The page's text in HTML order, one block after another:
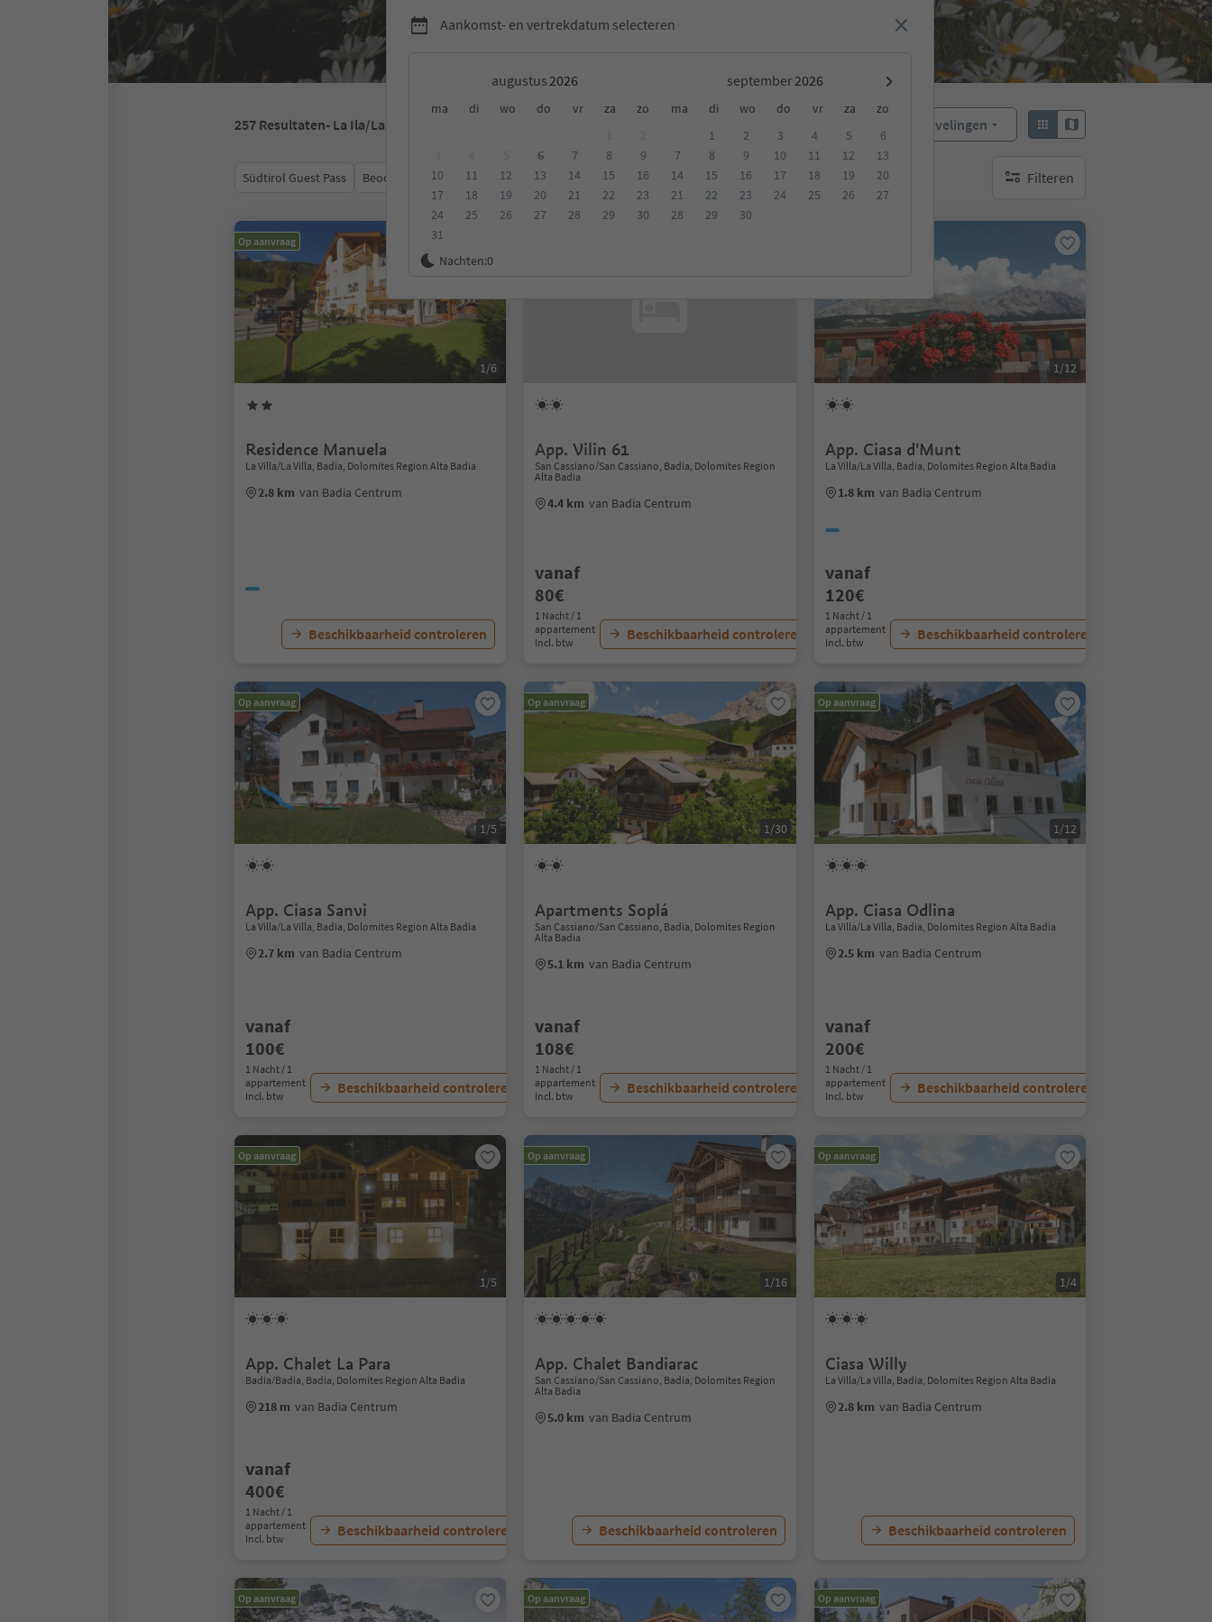
Aankomst- en vertrekdatum selecteren
augustus september
ma di wo do vr za zo ma di wo do vr za
zo
6 7 8
9
10
11 12 13 14 15
16
17
18 19 20 21 22
23
24
25 26 27 28 29
30
31
1 2 3 4 5
6
7
8 9 10 11 12
13
14
15 16 17 18 19
20
21
22 23 24 25 26
27
28
29 30
Nachten:0
257 Resultaten- La Ila/La Villa-San Ciascian/San Cassiano-Badia Aanbevelingen
Südtirol Guest Pass Beoordeling Categorie Type catering Duurzame accommodatie Filteren
geen actieve filters
Op aanvraag
1/6
Residence Manuela
La Villa/La Villa, Badia, Dolomites Region Alta Badia
2.8 km van Badia Centrum
Beschikbaarheid controleren
App. Vilin 61
San Cassiano/San Cassiano, Badia, Dolomites Region
Alta Badia
4.4 km van Badia Centrum
vanaf
80€
1 Nacht / 1
appartement
Incl. btw
Beschikbaarheid controleren
1/12
App. Ciasa d'Munt
La Villa/La Villa, Badia, Dolomites Region Alta Badia
1.8 km van Badia Centrum
vanaf
120€
1 Nacht / 1
appartement
Incl. btw
Beschikbaarheid controleren
Op aanvraag
1/5
App. Ciasa Sanvi
La Villa/La Villa, Badia, Dolomites Region Alta Badia
2.7 km van Badia Centrum
vanaf
100€
1 Nacht / 1
appartement
Incl. btw
Beschikbaarheid controleren
Op aanvraag
1/30
Apartments Soplá
San Cassiano/San Cassiano, Badia, Dolomites Region
Alta Badia
5.1 km van Badia Centrum
vanaf
108€
1 Nacht / 1
appartement
Incl. btw
Beschikbaarheid controleren
Op aanvraag
1/12
App. Ciasa Odlina
La Villa/La Villa, Badia, Dolomites Region Alta Badia
2.5 km van Badia Centrum
vanaf
200€
1 Nacht / 1
appartement
Incl. btw
Beschikbaarheid controleren
Op aanvraag
1/5
App. Chalet La Para
Badia/Badia, Badia, Dolomites Region Alta Badia
218 m van Badia Centrum
vanaf
400€
1 Nacht / 1
appartement
Incl. btw
Beschikbaarheid controleren
Op aanvraag
1/16
App. Chalet Bandiarac
San Cassiano/San Cassiano, Badia, Dolomites Region
Alta Badia
5.0 km van Badia Centrum
Beschikbaarheid controleren
Op aanvraag
1/4
Ciasa Willy
La Villa/La Villa, Badia, Dolomites Region Alta Badia
2.8 km van Badia Centrum
Beschikbaarheid controleren
Op aanvraag Op aanvraag Op aanvraag